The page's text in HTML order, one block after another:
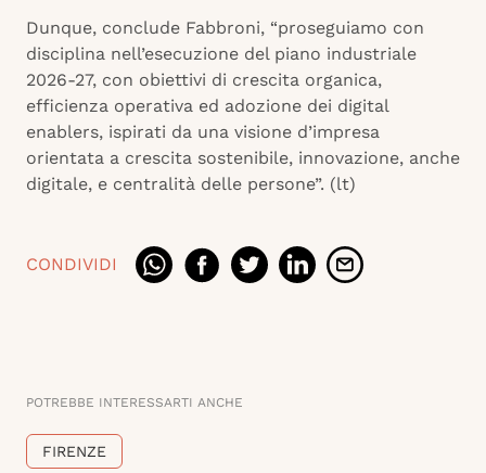
Dunque, conclude Fabbroni, “proseguiamo con
disciplina nell’esecuzione del piano industriale
2026-27, con obiettivi di crescita organica,
efficienza operativa ed adozione dei digital
enablers, ispirati da una visione d’impresa
orientata a crescita sostenibile, innovazione, anche
digitale, e centralità delle persone”. (lt)
CONDIVIDI
POTREBBE INTERESSARTI ANCHE
FIRENZE